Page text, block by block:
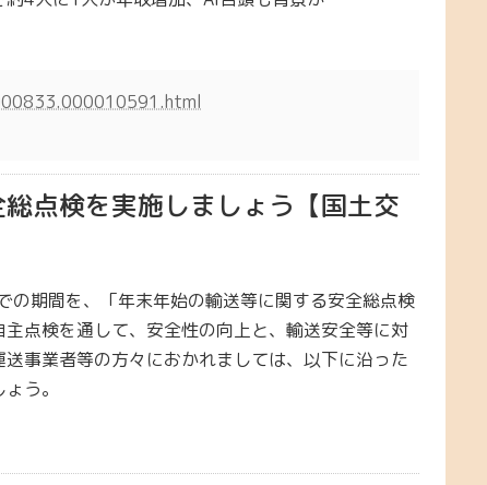
点検を実施しましょう【国土交
期間を、「年末年始の輸送等に関する安全総点検
点検を通して、安全性の向上と、輸送安全等に対
事業者等の方々におかれましては、以下に沿った
う。